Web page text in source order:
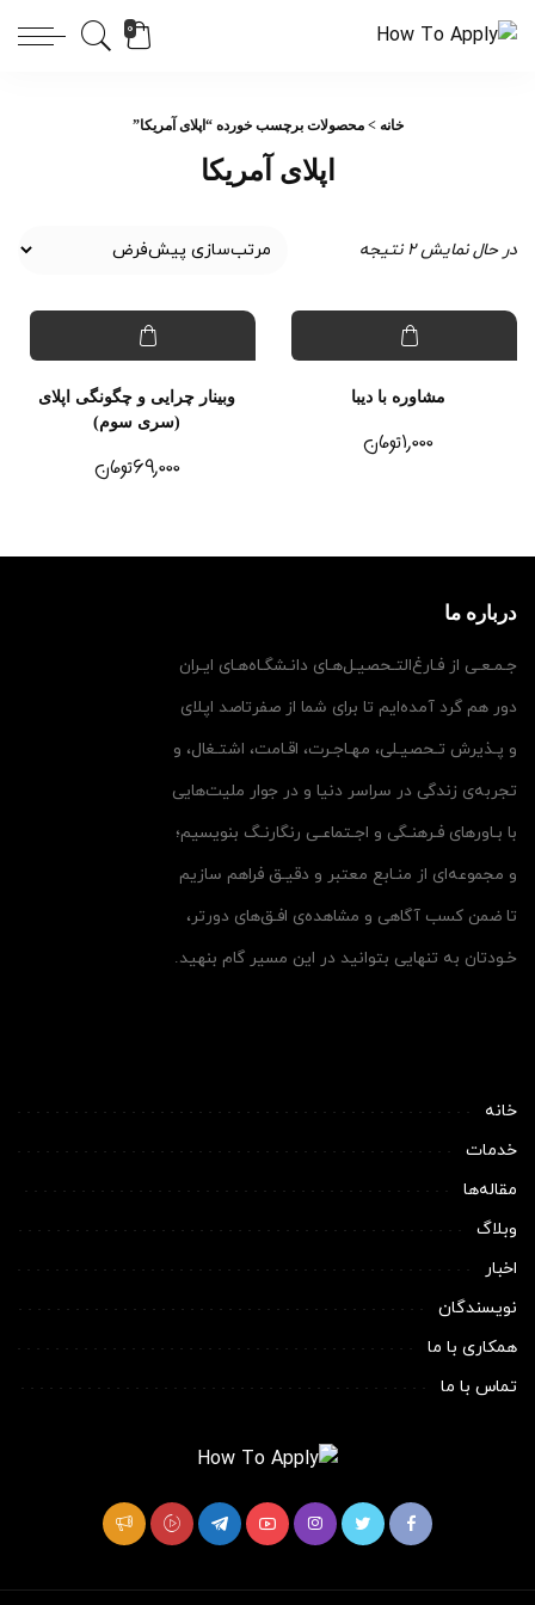
0
خانه > محصولات برچسب خورده “اپلای آمریکا”
اپلای آمریکا
در حال نمایش 2 نتیجه
مشاوره با دیبا
۱,۰۰۰تومان
وبینار چرایی و چگونگی اپلای
(سری سوم)
۶۹,۰۰۰تومان
درباره ما
جـمـعـی از فـارغ‌التـحصیـل‌هـای دانـشگـاه‌هـای ایـران
دور هم گرد آمده‌ایم تا برای شما از صفرتاصد اپلای
و پـذیرش تـحصیـلی، مهـاجـرت، اقـامت، اشتـغال، و
تجربه‌ی زندگی در سراسر دنیا و در جوار ملیت‌هایی
با بـاورهای فـرهنـگی و اجـتماعـی رنگارنـگ بنویسیم؛
و مجموعه‌ای از منـابع معتبر و دقیـق فراهم سازیم
تا ضمن کسب آگاهی و مشاهده‌ی افـق‌های دورتر،
خـودتان به تنهایی بتوانید در این مسیر گام بنهید.
خانه
خدمات
مقاله‌ها
وبلاگ
اخبار
نویسندگان
همکاری با ما
تماس با ما